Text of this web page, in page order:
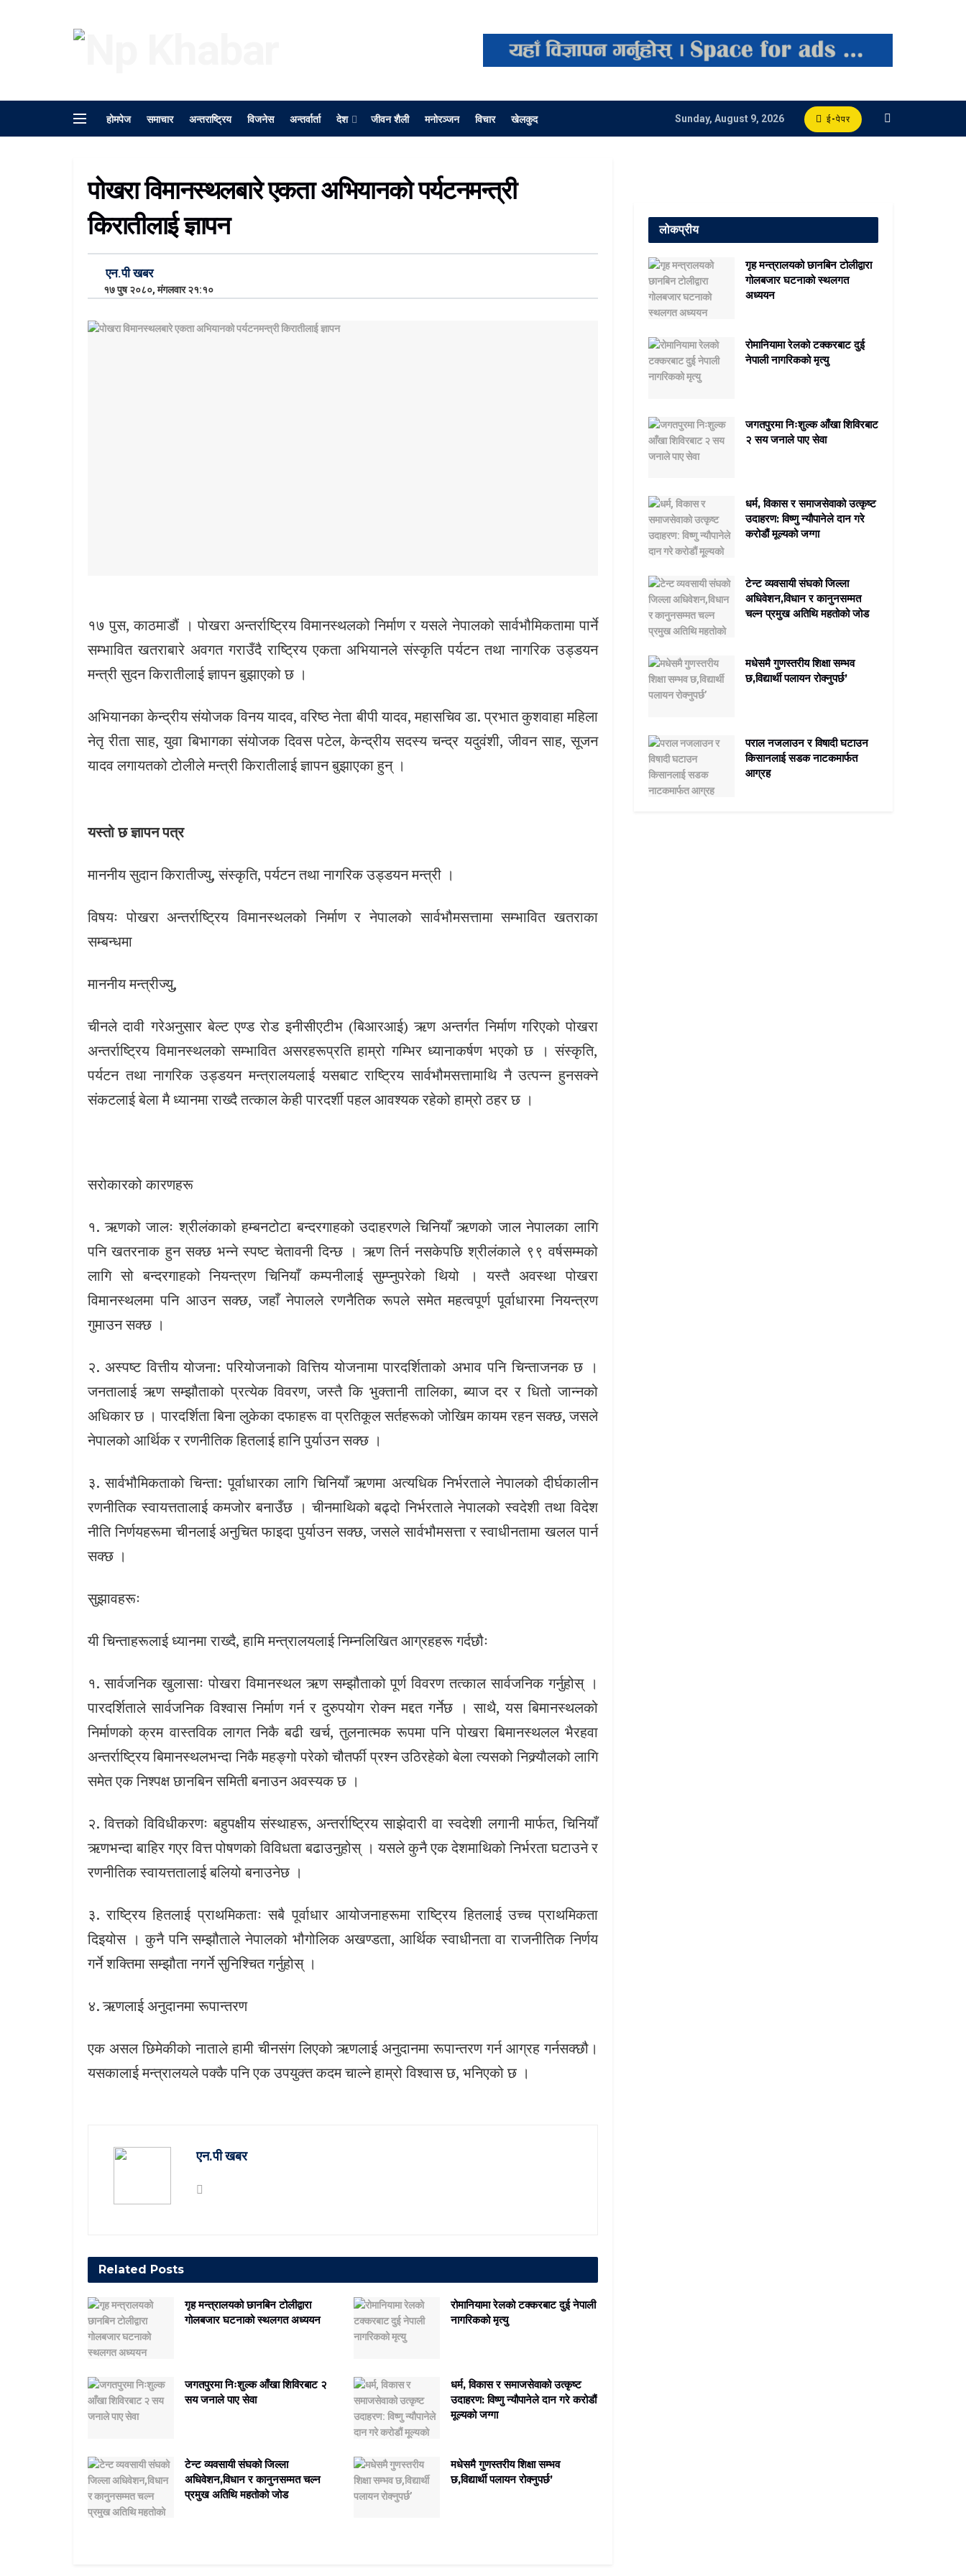
होमपेज समाचार अन्तराष्ट्रिय विजनेस अन्तर्वार्ता देश जीवन शैली मनोरञ्जन विचार खेलकुद Sunday, August 9, 2026 ई-पेपर
पोखरा विमानस्थलबारे एकता अभियानको पर्यटनमन्त्री
किरातीलाई ज्ञापन
एन.पी खबर
१७ पुष २०८०, मंगलवार २१:१०
१७ पुस, काठमाडौं । पोखरा अन्तर्राष्ट्रिय विमानस्थलको निर्माण र यसले नेपालको सार्वभौमिकतामा पार्ने
सम्भावित खतराबारे अवगत गराउँदै राष्ट्रिय एकता अभियानले संस्कृति पर्यटन तथा नागरिक उड्डयन
मन्त्री सुदन किरातीलाई ज्ञापन बुझाएको छ ।
अभियानका केन्द्रीय संयोजक विनय यादव, वरिष्ठ नेता बीपी यादव, महासचिव डा. प्रभात कुशवाहा महिला
नेतृ रीता साह, युवा बिभागका संयोजक दिवस पटेल, केन्द्रीय सदस्य चन्द्र यदुवंशी, जीवन साह, सूजन
यादव लगायतको टोलीले मन्त्री किरातीलाई ज्ञापन बुझाएका हुन् ।
यस्तो छ ज्ञापन पत्र
माननीय सुदान किरातीज्यु, संस्कृति, पर्यटन तथा नागरिक उड्डयन मन्त्री ।
विषयः पोखरा अन्तर्राष्ट्रिय विमानस्थलको निर्माण र नेपालको सार्वभौमसत्तामा सम्भावित खतराका
सम्बन्धमा
माननीय मन्त्रीज्यु,
चीनले दावी गरेअनुसार बेल्ट एण्ड रोड इनीसीएटीभ (बिआरआई) ऋण अन्तर्गत निर्माण गरिएको पोखरा
अन्तर्राष्ट्रिय विमानस्थलको सम्भावित असरहरूप्रति हाम्रो गम्भिर ध्यानाकर्षण भएको छ । संस्कृति,
पर्यटन तथा नागरिक उड्डयन मन्त्रालयलाई यसबाट राष्ट्रिय सार्वभौमसत्तामाथि नै उत्पन्न हुनसक्ने
संकटलाई बेला मै ध्यानमा राख्दै तत्काल केही पारदर्शी पहल आवश्यक रहेको हाम्रो ठहर छ ।
सरोकारको कारणहरू
१. ऋणको जालः श्रीलंकाको हम्बनटोटा बन्दरगाहको उदाहरणले चिनियाँ ऋणको जाल नेपालका लागि
पनि खतरनाक हुन सक्छ भन्ने स्पष्ट चेतावनी दिन्छ । ऋण तिर्न नसकेपछि श्रीलंकाले ९९ वर्षसम्मको
लागि सो बन्दरगाहको नियन्त्रण चिनियाँ कम्पनीलाई सुम्प्नुपरेको थियो । यस्तै अवस्था पोखरा
विमानस्थलमा पनि आउन सक्छ, जहाँ नेपालले रणनैतिक रूपले समेत महत्वपूर्ण पूर्वाधारमा नियन्त्रण
गुमाउन सक्छ ।
२. अस्पष्ट वित्तीय योजना: परियोजनाको वित्तिय योजनामा पारदर्शिताको अभाव पनि चिन्ताजनक छ ।
जनतालाई ऋण सम्झौताको प्रत्येक विवरण, जस्तै कि भुक्तानी तालिका, ब्याज दर र धितो जान्नको
अधिकार छ । पारदर्शिता बिना लुकेका दफाहरू वा प्रतिकूल सर्तहरूको जोखिम कायम रहन सक्छ, जसले
नेपालको आर्थिक र रणनीतिक हितलाई हानि पुर्याउन सक्छ ।
३. सार्वभौमिकताको चिन्ता: पूर्वाधारका लागि चिनियाँ ऋणमा अत्यधिक निर्भरताले नेपालको दीर्घकालीन
रणनीतिक स्वायत्ततालाई कमजोर बनाउँछ । चीनमाथिको बढ्दो निर्भरताले नेपालको स्वदेशी तथा विदेश
नीति निर्णयहरूमा चीनलाई अनुचित फाइदा पुर्याउन सक्छ, जसले सार्वभौमसत्ता र स्वाधीनतामा खलल पार्न
सक्छ ।
सुझावहरूः
यी चिन्ताहरूलाई ध्यानमा राख्दै, हामि मन्त्रालयलाई निम्नलिखित आग्रहहरू गर्दछौः
१. सार्वजनिक खुलासाः पोखरा विमानस्थल ऋण सम्झौताको पूर्ण विवरण तत्काल सार्वजनिक गर्नुहोस् ।
पारदर्शिताले सार्वजनिक विश्वास निर्माण गर्न र दुरुपयोग रोक्न मद्दत गर्नेछ । साथै, यस बिमानस्थलको
निर्माणको क्रम वास्तविक लागत निकै बढी खर्च, तुलनात्मक रूपमा पनि पोखरा बिमानस्थलल भैरहवा
अन्तर्राष्ट्रिय बिमानस्थलभन्दा निकै महङ्गो परेको चौतर्फी प्रश्न उठिरहेको बेला त्यसको निक्र्याैलको लागि
समेत एक निश्पक्ष छानबिन समिती बनाउन अवस्यक छ ।
२. वित्तको विविधीकरणः बहुपक्षीय संस्थाहरू, अन्तर्राष्ट्रिय साझेदारी वा स्वदेशी लगानी मार्फत, चिनियाँ
ऋणभन्दा बाहिर गएर वित्त पोषणको विविधता बढाउनुहोस् । यसले कुनै एक देशमाथिको निर्भरता घटाउने र
रणनीतिक स्वायत्ततालाई बलियो बनाउनेछ ।
३. राष्ट्रिय हितलाई प्राथमिकताः सबै पूर्वाधार आयोजनाहरूमा राष्ट्रिय हितलाई उच्च प्राथमिकता
दिइयोस । कुनै पनि सम्झौताले नेपालको भौगोलिक अखण्डता, आर्थिक स्वाधीनता वा राजनीतिक निर्णय
गर्ने शक्तिमा सम्झौता नगर्ने सुनिश्चित गर्नुहोस् ।
४. ऋणलाई अनुदानमा रूपान्तरण
एक असल छिमेकीको नाताले हामी चीनसंग लिएको ऋणलाई अनुदानमा रूपान्तरण गर्न आग्रह गर्नसक्छौ।
यसकालाई मन्त्रालयले पक्कै पनि एक उपयुक्त कदम चाल्ने हाम्रो विश्वास छ, भनिएको छ ।
एन.पी खबर
Related Posts
गृह मन्त्रालयको छानबिन टोलीद्वारा
गोलबजार घटनाको स्थलगत अध्ययन
रोमानियामा रेलको टक्करबाट दुई नेपाली
नागरिकको मृत्यु
जगतपुरमा निःशुल्क आँखा शिविरबाट २
सय जनाले पाए सेवा
धर्म, विकास र समाजसेवाको उत्कृष्ट
उदाहरण: विष्णु न्यौपानेले दान गरे करोडौं
मूल्यको जग्गा
टेन्ट व्यवसायी संघको जिल्ला
अधिवेशन,विधान र कानुनसम्मत चल्न
प्रमुख अतिथि महतोको जोड
मधेसमै गुणस्तरीय शिक्षा सम्भव
छ,विद्यार्थी पलायन रोक्नुपर्छ’
लोकप्रीय
गृह मन्त्रालयको छानबिन टोलीद्वारा
गोलबजार घटनाको स्थलगत
अध्ययन
रोमानियामा रेलको टक्करबाट दुई
नेपाली नागरिकको मृत्यु
जगतपुरमा निःशुल्क आँखा शिविरबाट
२ सय जनाले पाए सेवा
धर्म, विकास र समाजसेवाको उत्कृष्ट
उदाहरण: विष्णु न्यौपानेले दान गरे
करोडौं मूल्यको जग्गा
टेन्ट व्यवसायी संघको जिल्ला
अधिवेशन,विधान र कानुनसम्मत
चल्न प्रमुख अतिथि महतोको जोड
मधेसमै गुणस्तरीय शिक्षा सम्भव
छ,विद्यार्थी पलायन रोक्नुपर्छ’
पराल नजलाउन र विषादी घटाउन
किसानलाई सडक नाटकमार्फत
आग्रह